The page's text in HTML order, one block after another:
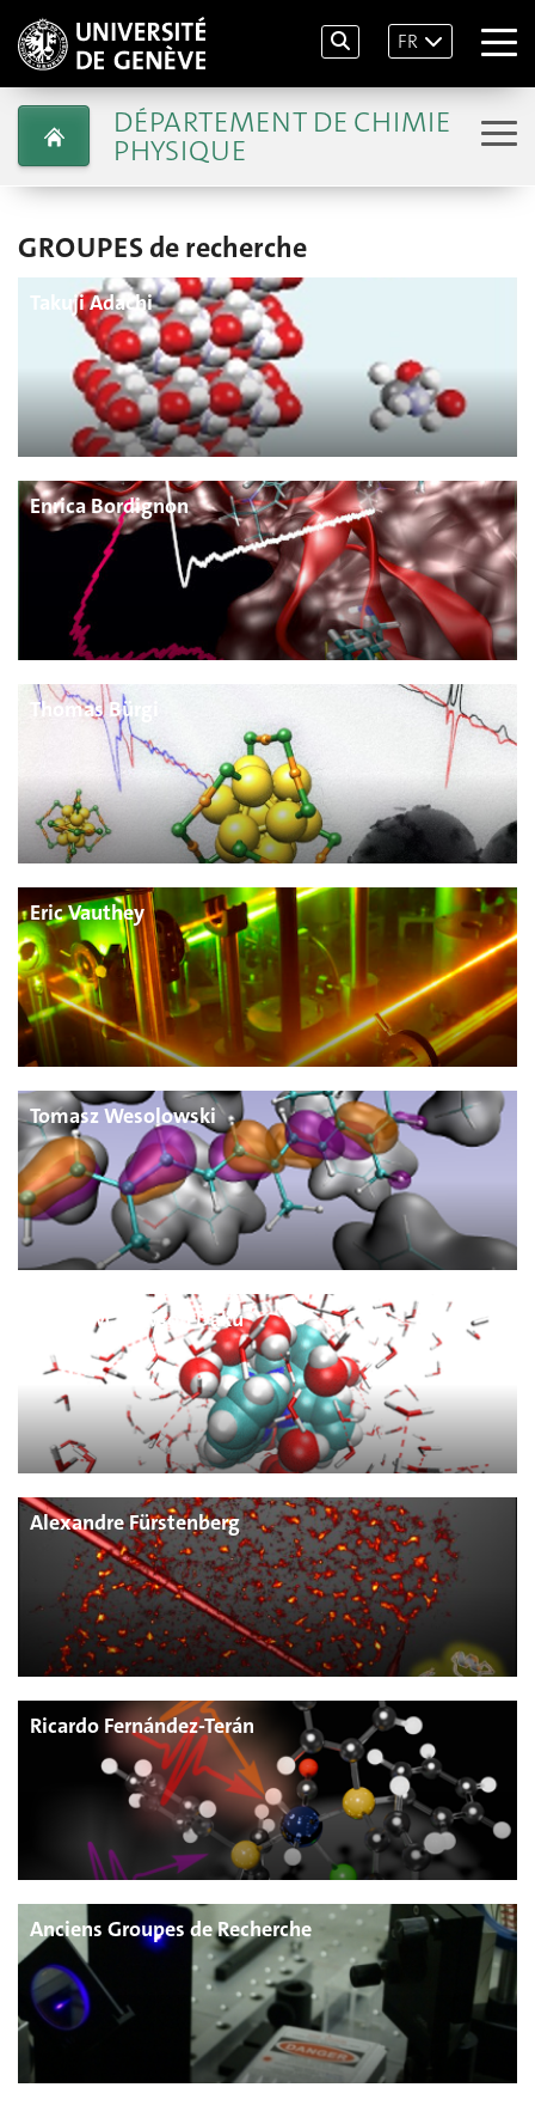
FR
DÉPARTEMENT DE CHIMIE
PHYSIQUE
GROUPES de recherche
Takuji Adachi
Enrica Bordignon
Thomas Bürgi
Eric Vauthey
Tomasz Wesolowski
Latevi M. Lawson Daku
Alexandre Fürstenberg
Ricardo Fernández-Terán
Anciens Groupes de Recherche